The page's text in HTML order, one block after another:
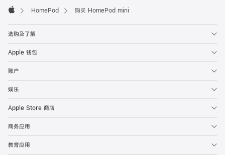
HomePod 购买 HomePod mini
选购及了解
Apple 钱包
账户
娱乐
Apple Store 商店
商务应用
教育应用